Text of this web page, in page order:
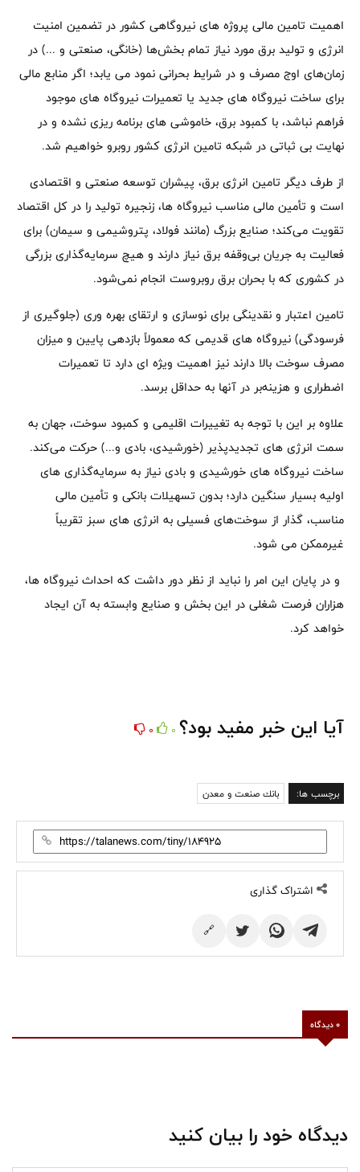
اهمیت تامین مالی پروژه های نیروگاهی کشور در تضمین امنیت
انرژی و تولید برق مورد نیاز تمام بخش‌ها (خانگی، صنعتی و ...) در
زمان‌های اوج مصرف و در شرایط بحرانی نمود می یابد؛ اگر منابع مالی
برای ساخت نیروگاه ‌های جدید یا تعمیرات نیروگاه‌ های موجود
فراهم نباشد، با کمبود برق، خاموشی ‌های برنامه ‌ریزی نشده و در
نهایت بی‌ ثباتی در شبکه تامین انرژی کشور روبرو خواهیم شد.
از طرف دیگر تامین انرژی برق، پیشران توسعه صنعتی و اقتصادی
است و تأمین مالی مناسب نیروگاه ها، زنجیره تولید را در کل اقتصاد
تقویت می‌کند؛ صنایع بزرگ (مانند فولاد، پتروشیمی و سیمان) برای
فعالیت به جریان بی‌وقفه برق نیاز دارند و هیچ سرمایه‌گذاری بزرگی
در کشوری که با بحران برق روبروست انجام نمی‌شود.
تامین اعتبار و نقدینگی برای نوسازی و ارتقای بهره ‌وری (جلوگیری از
فرسودگی) نیروگاه ‌های قدیمی که معمولاً بازدهی پایین و میزان
مصرف سوخت بالا دارند نیز اهمیت ویژه ای دارد تا تعمیرات
اضطراری و هزینه‌بر در آنها به حداقل برسد.
علاوه بر این با توجه به تغییرات اقلیمی و کمبود سوخت، جهان به
سمت انرژی‌ های تجدیدپذیر (خورشیدی، بادی و...) حرکت می‌کند.
ساخت نیروگاه ‌های خورشیدی و بادی نیاز به سرمایه‌گذاری ‌های
اولیه بسیار سنگین دارد؛ بدون تسهیلات بانکی و تأمین مالی
مناسب، گذار از سوخت‌های فسیلی به انرژی ‌های سبز تقریباً
غیرممکن می شود.
و در پایان این امر را نباید از نظر دور داشت که احداث نیروگاه ها،
هزاران فرصت شغلی در این بخش و صنایع وابسته به آن ایجاد
خواهد کرد.
آیا این خبر مفید بود؟ 0
0
برچسب ها: بانك صنعت و معدن
اشتراک گذاری
🔗
0 دیدگاه
دیدگاه خود را بیان کنید